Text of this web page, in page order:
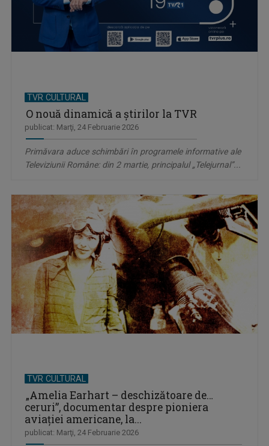
TVR CULTURAL
O nouă dinamică a ştirilor la TVR
publicat: Marţi, 24 Februarie 2026
Primăvara aduce schimbări în programele informative ale
Televiziunii Române: din 2 martie, principalul „Telejurnal”...
TVR CULTURAL
„Amelia Earhart – deschizătoare de…
ceruri”, documentar despre pioniera
aviaţiei americane, la...
publicat: Marţi, 24 Februarie 2026